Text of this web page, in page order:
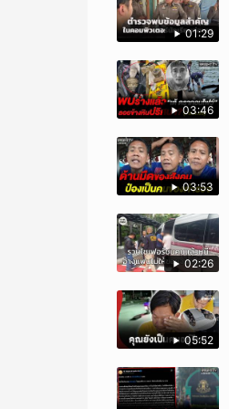
01:29
03:46
03:53
02:26
05:52